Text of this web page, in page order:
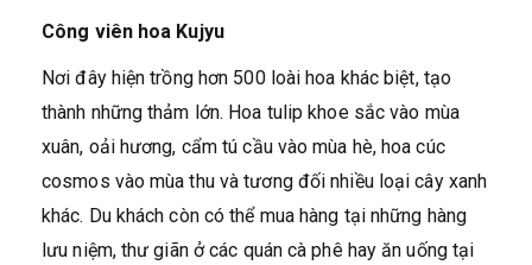
Công viên hoa Kujyu
Nơi đây hiện trồng hơn 500 loài hoa khác biệt, tạo
thành những thảm lớn. Hoa tulip khoe sắc vào mùa
xuân, oải hương, cẩm tú cầu vào mùa hè, hoa cúc
cosmos vào mùa thu và tương đối nhiều loại cây xanh
khác. Du khách còn có thể mua hàng tại những hàng
lưu niệm, thư giãn ở các quán cà phê hay ăn uống tại